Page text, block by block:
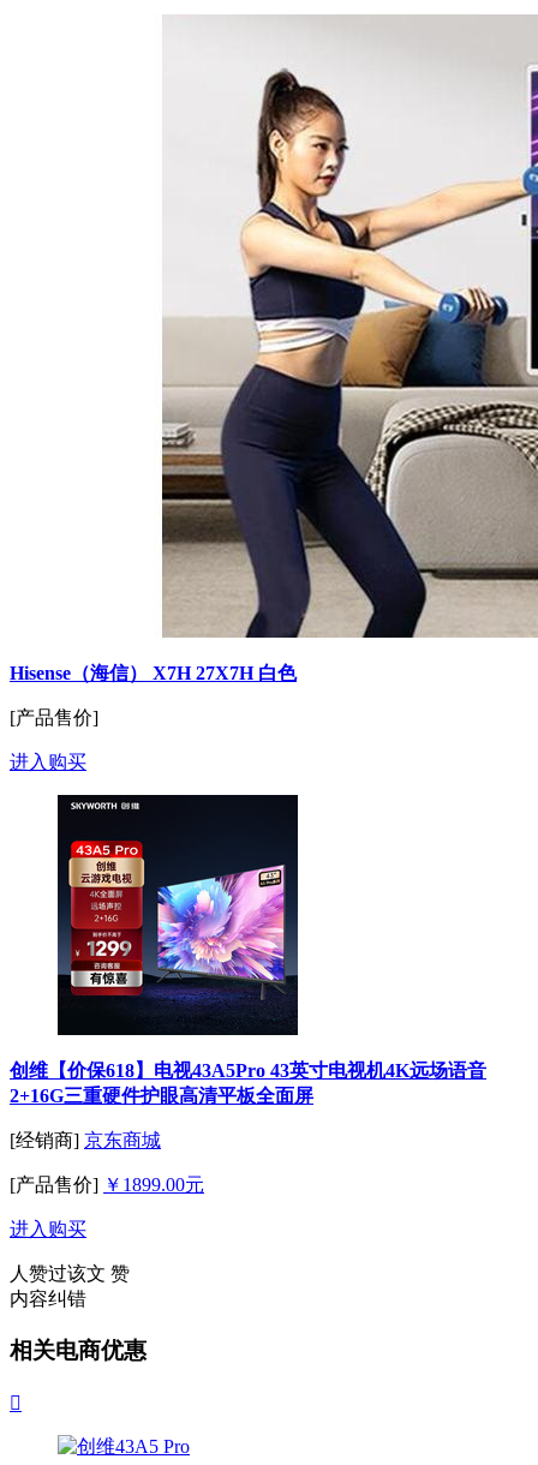
Hisense（海信） X7H 27X7H 白色
[产品售价]
进入购买
创维【价保618】电视43A5Pro 43英寸电视机4K远场语音
2+16G三重硬件护眼高清平板全面屏
[经销商] 京东商城
[产品售价] ￥1899.00元
进入购买
人赞过该文 赞
内容纠错
相关电商优惠
